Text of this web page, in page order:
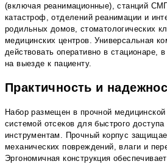
(включая реанимационные), станций
катастроф, отделений реанимации и
родильных домов, стоматологических
медицинских центров. Универсальная
действовать оперативно в стационаре,
на выезде к пациенту.
Практичность и
Набор размещен в прочной
системой отсеков для быстрого
инструментам. Прочный корпус
механических повреждений, влаги и
Эргономичная конструкция